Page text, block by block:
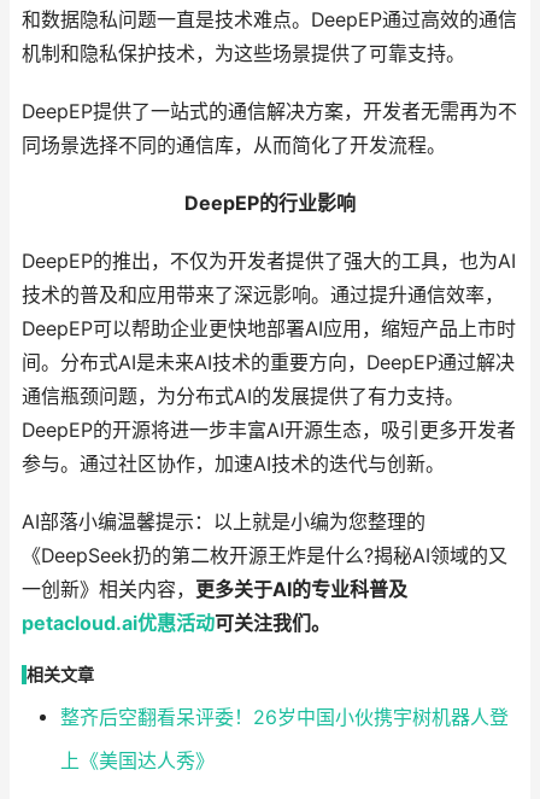
和数据隐私问题一直是技术难点。DeepEP通过高效的通信
机制和隐私保护技术，为这些场景提供了可靠支持。
DeepEP提供了一站式的通信解决方案，开发者无需再为不
同场景选择不同的通信库，从而简化了开发流程。
DeepEP的行业影响
DeepEP的推出，不仅为开发者提供了强大的工具，也为AI
技术的普及和应用带来了深远影响。通过提升通信效率，
DeepEP可以帮助企业更快地部署AI应用，缩短产品上市时
间。分布式AI是未来AI技术的重要方向，DeepEP通过解决
通信瓶颈问题，为分布式AI的发展提供了有力支持。
DeepEP的开源将进一步丰富AI开源生态，吸引更多开发者
参与。通过社区协作，加速AI技术的迭代与创新。
AI部落小编温馨提示：以上就是小编为您整理的
《DeepSeek扔的第二枚开源王炸是什么?揭秘AI领域的又
一创新》相关内容，
更多关于AI的专业科普及
petacloud.ai优惠活动可关注我们。
相关文章
整齐后空翻看呆评委！26岁中国小伙携宇树机器人登
上《美国达人秀》